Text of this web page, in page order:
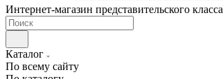
Интернет-магазин представительского класса
Каталог
По всему сайту